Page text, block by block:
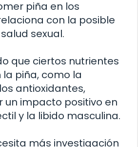
piña en los
con la posible
sexual.
que ciertos nutrientes
piña, como la
antioxidantes,
un impacto positivo en
y la libido masculina.
más investigación